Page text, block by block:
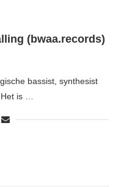
(bwaa.records)
bassist, synthesist
Het is …